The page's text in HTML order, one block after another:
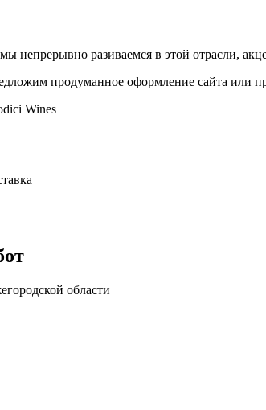
непрерывно разиваемся в этой отрасли,
продуманное оформление сайта или
Wines
области